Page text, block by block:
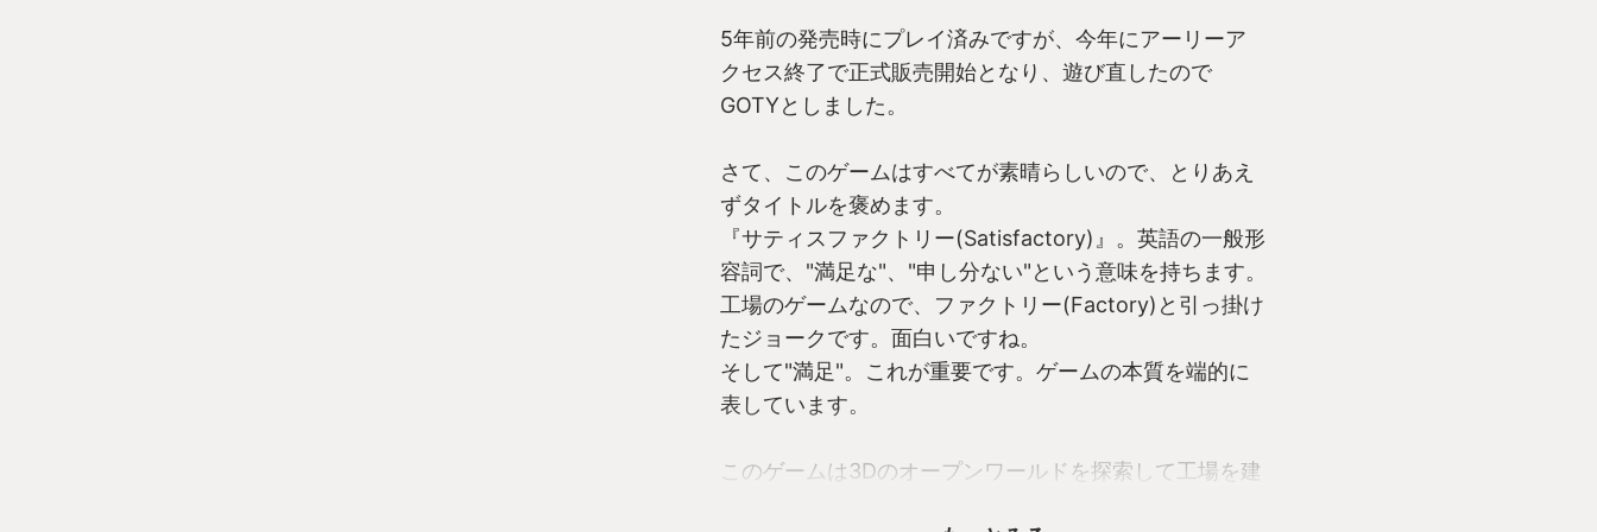
5年前の発売時にプレイ済みですが、今年にアーリーア
クセス終了で正式販売開始となり、遊び直したので
GOTYとしました。
さて、このゲームはすべてが素晴らしいので、とりあえ
ずタイトルを褒めます。
『サティスファクトリー(Satisfactory)』。英語の一般形
容詞で、"満足な"、"申し分ない"という意味を持ちます。
工場のゲームなので、ファクトリー(Factory)と引っ掛け
たジョークです。面白いですね。
そして"満足"。これが重要です。ゲームの本質を端的に
表しています。
このゲームは3Dのオープンワールドを探索して工場を建